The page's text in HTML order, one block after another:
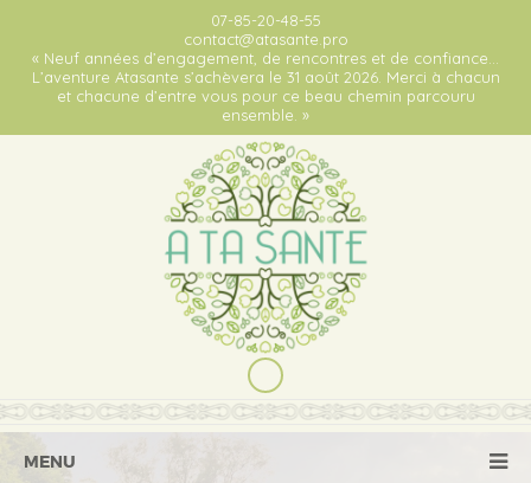
07-85-20-48-55
contact@atasante.pro
« Neuf années d’engagement, de rencontres et de confiance…
L’aventure Atasante s’achèvera le 31 août 2026. Merci à chacun
et chacune d’entre vous pour ce beau chemin parcouru
ensemble. »
MENU